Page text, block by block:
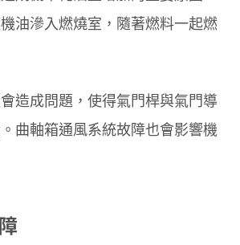
油滲入燃燒室，隨著燃料一起燃
造成問題，使得氣門桿與氣門導
曲軸箱通風系統故障也會影響機